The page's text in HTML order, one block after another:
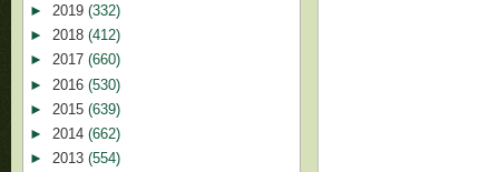
► 2019 (332)
► 2018 (412)
► 2017 (660)
► 2016 (530)
► 2015 (639)
► 2014 (662)
► 2013 (554)